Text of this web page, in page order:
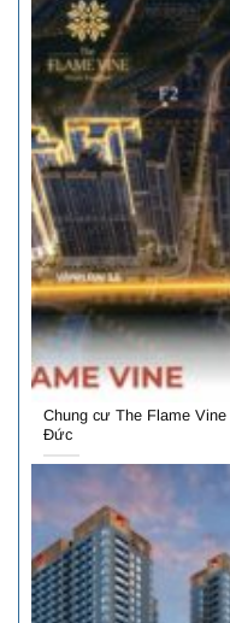
Chung cư The Flame
Đức